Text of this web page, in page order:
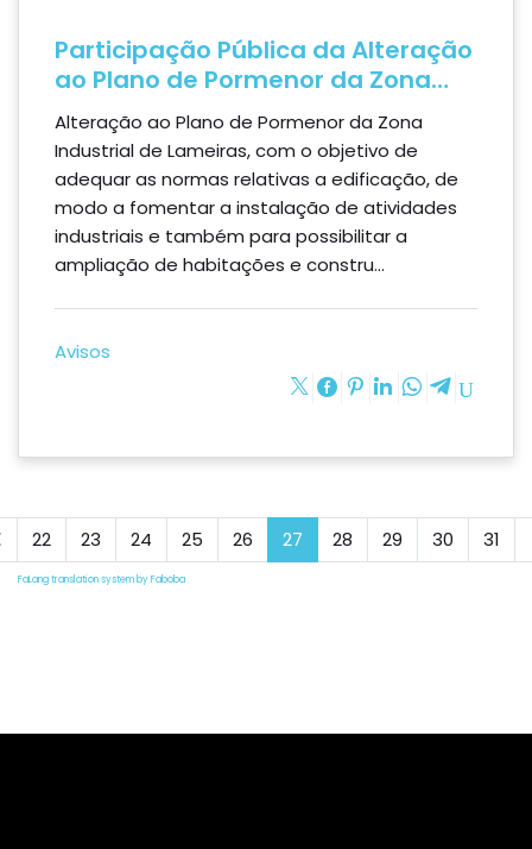
Participação Pública da Alteração
ao Plano de Pormenor da Zona
Industrial de Lameiras
Alteração ao Plano de Pormenor da Zona
Industrial de Lameiras, com o objetivo de
adequar as normas relativas a edificação, de
modo a fomentar a instalação de atividades
industriais e também para possibilitar a
ampliação de habitações e constru...
Avisos
22 23 24 25 26 27 28 29 30 31
FaLang translation system by Faboba